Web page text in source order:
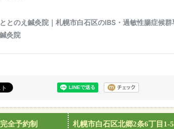
完全予約制 札幌市白石区北郷2条6丁目1-5